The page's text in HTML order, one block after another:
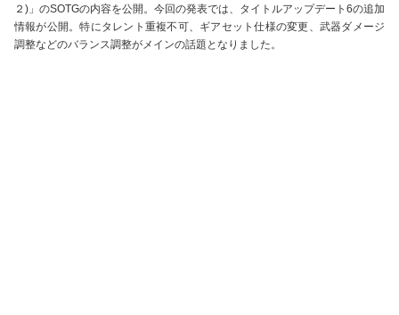
２)」のSOTGの内容を公開。今回の発表では、タイトルアップデート6の追加
情報が公開。特にタレント重複不可、ギアセット仕様の変更、武器ダメージ
調整などのバランス調整がメインの話題となりました。